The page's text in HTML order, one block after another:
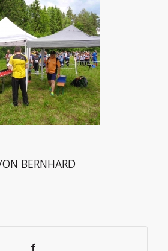
BERNHARD